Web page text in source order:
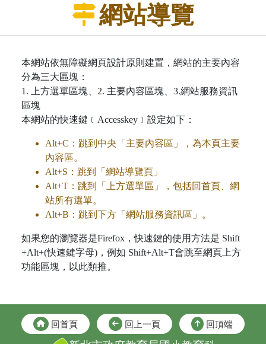
網站導覽
本網站依無障礙網頁設計原則建置，網站的主要內容
分為三大區塊：
1. 上方選單區塊、2. 主要內容區塊、3.網站服務資訊
區塊
本網站的快速鍵﹝Accesskey﹞設定如下：
Alt+C：跳到中央「主要內容區」，為本頁主要
內容區。
Alt+S：跳到「網站導覽頁」
Alt+T：跳到「上方選單區」，包括回首頁、網
站所有選單。
Alt+B：跳到下方「網站服務資訊區」。
如果您的瀏覽器是Firefox，快速鍵的使用方法是 Shift
+Alt+(快速鍵字母)，例如 Shift+Alt+T會跳至網頁上方
功能區塊，以此類推。
回首頁 回上一頁 回頂端